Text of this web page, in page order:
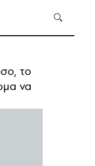
το
να